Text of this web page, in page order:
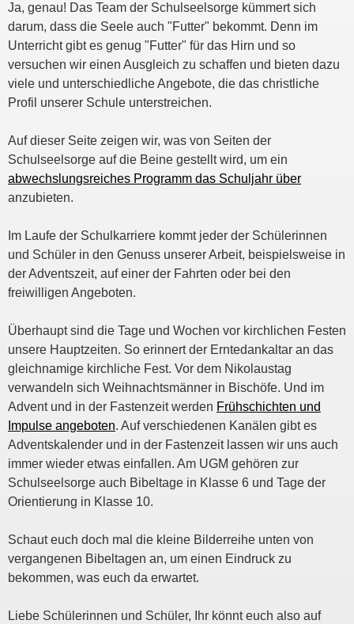
Ja, genau! Das Team der Schulseelsorge kümmert sich
darum, dass die Seele auch "Futter" bekommt. Denn im
Unterricht gibt es genug "Futter" für das Hirn und so
versuchen wir einen Ausgleich zu schaffen und bieten dazu
viele und unterschiedliche Angebote, die das christliche
Profil unserer Schule unterstreichen.
Auf dieser Seite zeigen wir, was von Seiten der
Schulseelsorge auf die Beine gestellt wird, um ein
abwechslungsreiches Programm das Schuljahr über
anzubieten.
Im Laufe der Schulkarriere kommt jeder der Schülerinnen
und Schüler in den Genuss unserer Arbeit, beispielsweise in
der Adventszeit, auf einer der Fahrten oder bei den
freiwilligen Angeboten.
Überhaupt sind die Tage und Wochen vor kirchlichen Festen
unsere Hauptzeiten. So erinnert der Erntedankaltar an das
gleichnamige kirchliche Fest. Vor dem Nikolaustag
verwandeln sich Weihnachtsmänner in Bischöfe. Und im
Advent und in der Fastenzeit werden Frühschichten und
Impulse angeboten. Auf verschiedenen Kanälen gibt es
Adventskalender und in der Fastenzeit lassen wir uns auch
immer wieder etwas einfallen. Am UGM gehören zur
Schulseelsorge auch Bibeltage in Klasse 6 und Tage der
Orientierung in Klasse 10.
Schaut euch doch mal die kleine Bilderreihe unten von
vergangenen Bibeltagen an, um einen Eindruck zu
bekommen, was euch da erwartet.
Liebe Schülerinnen und Schüler, Ihr könnt euch also auf